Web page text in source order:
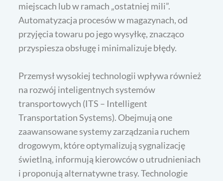
miejscach lub w ramach „ostatniej mili”.
Automatyzacja procesów w magazynach, od
przyjęcia towaru po jego wysyłkę, znacząco
przyspiesza obsługę i minimalizuje błędy.
Przemysł wysokiej technologii wpływa również
na rozwój inteligentnych systemów
transportowych (ITS – Intelligent
Transportation Systems). Obejmują one
zaawansowane systemy zarządzania ruchem
drogowym, które optymalizują sygnalizację
świetlną, informują kierowców o utrudnieniach
i proponują alternatywne trasy. Technologie